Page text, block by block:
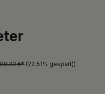
€* (22.51% gespart))